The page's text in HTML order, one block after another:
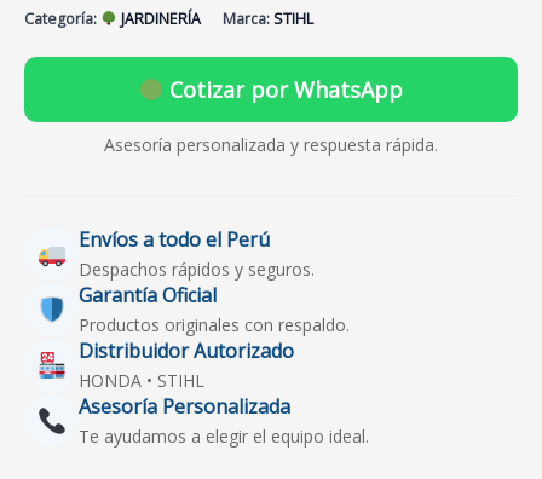
Categoría: JARDINERÍA Marca:STIHL
Cotizar por WhatsApp
Asesoría personalizada y respuesta rápida.
Envíos a todo el Perú
Despachos rápidos y seguros.
Garantía Oficial
Productos originales con respaldo.
Distribuidor Autorizado
HONDA • STIHL
Asesoría Personalizada
Te ayudamos a elegir el equipo ideal.